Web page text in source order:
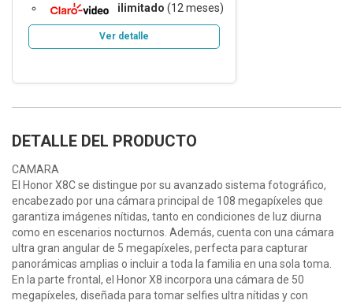
ilimitado (12 meses)
Ver detalle
DETALLE DEL PRODUCTO
CAMARA
El Honor X8C se distingue por su avanzado sistema fotográfico,
encabezado por una cámara principal de 108 megapíxeles que
garantiza imágenes nítidas, tanto en condiciones de luz diurna
como en escenarios nocturnos. Además, cuenta con una cámara
ultra gran angular de 5 megapíxeles, perfecta para capturar
panorámicas amplias o incluir a toda la familia en una sola toma.
En la parte frontal, el Honor X8 incorpora una cámara de 50
megapíxeles, diseñada para tomar selfies ultra nítidas y con